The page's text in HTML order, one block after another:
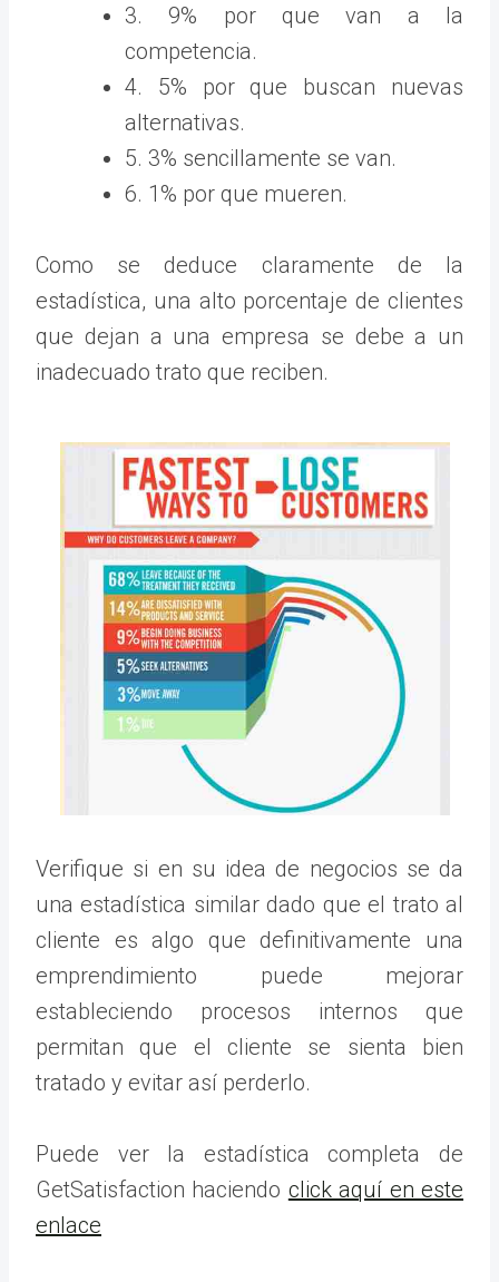
3. 9% por que van a la
competencia.
4. 5% por que buscan nuevas
alternativas.
5. 3% sencillamente se van.
6. 1% por que mueren.
Como se deduce claramente de la
estadística, una alto porcentaje de clientes
que dejan a una empresa se debe a un
inadecuado trato que reciben.
Verifique si en su idea de negocios se da
una estadística similar dado que el trato al
cliente es algo que definitivamente una
emprendimiento puede mejorar
estableciendo procesos internos que
permitan que el cliente se sienta bien
tratado y evitar así perderlo.
Puede ver la estadística completa de
GetSatisfaction haciendo click aquí en este
enlace